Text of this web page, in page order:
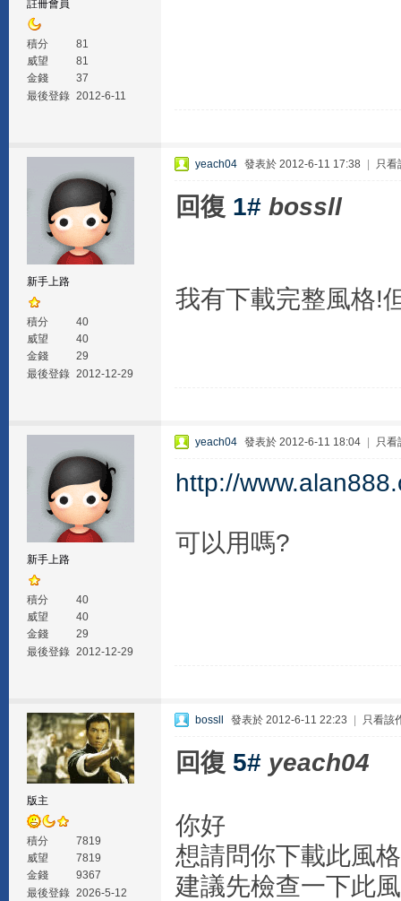
註冊會員
積分
81
威望
81
金錢
37
最後登錄 2012-6-11
新手上路
積分
40
威望
40
金錢
29
最後登錄 2012-12-29
yeach04 發表於 2012-6-11 17:38 只看
回復 1# bossll
我有下載完整風格!
新手上路
積分
40
威望
40
金錢
29
最後登錄 2012-12-29
yeach04 發表於 2012-6-11 18:04 只看
http://
可以用嗎?
版主
積分
7819
威望
7819
金錢
9367
最後登錄 2026-5-12
bossll 發表於 2012-6-11 22:23 只看該
回復 5# yeach04
你好
想請問你下載此風
建議先檢查一下此